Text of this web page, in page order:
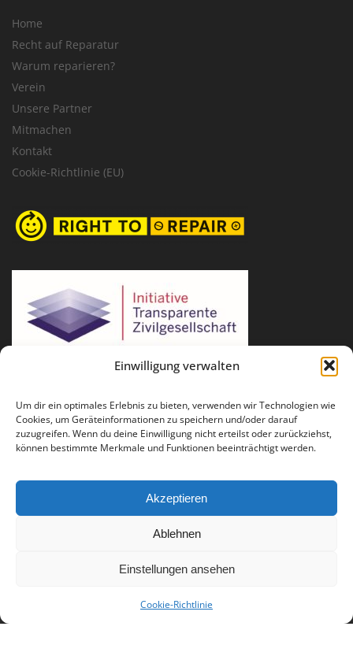
Einwilligung verwalten
Um dir ein optimales Erlebnis zu bieten, verwenden wir Technologien wie
Cookies, um Geräteinformationen zu speichern und/oder darauf
zuzugreifen. Wenn du deine Einwilligung nicht erteilst oder zurückziehst,
können bestimmte Merkmale und Funktionen beeinträchtigt werden.
Akzeptieren
Ablehnen
Einstellungen ansehen
Cookie-Richtlinie
Home
Recht auf Reparatur
Warum reparieren?
Verein
Unsere Partner
Mitmachen
Kontakt
Cookie-Richtlinie (EU)